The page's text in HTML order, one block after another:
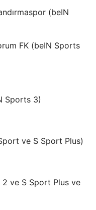
(beIN
FK (beIN Sports
Sports 3)
ve S Sport Plus)
ve S Sport Plus ve